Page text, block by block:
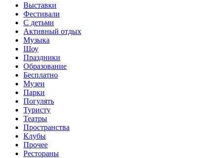
Выставки
Фестивали
С детьми
Активный отдых
Музыка
Шоу
Праздники
Образование
Бесплатно
Музеи
Парки
Погулять
Туристу
Театры
Пространства
Клубы
Прочее
Рестораны